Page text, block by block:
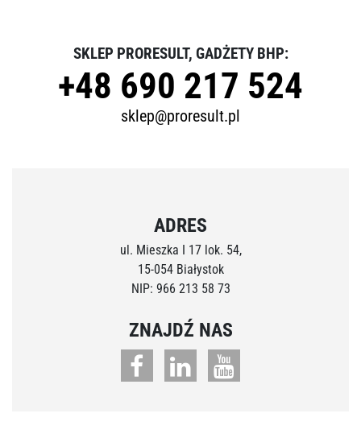
SKLEP PRORESULT, GADŻETY BHP:
+48 690 217 524
sklep@proresult.pl
ADRES
ul. Mieszka I 17 lok. 54,
15-054 Białystok
NIP: 966 213 58 73
ZNAJDŹ NAS